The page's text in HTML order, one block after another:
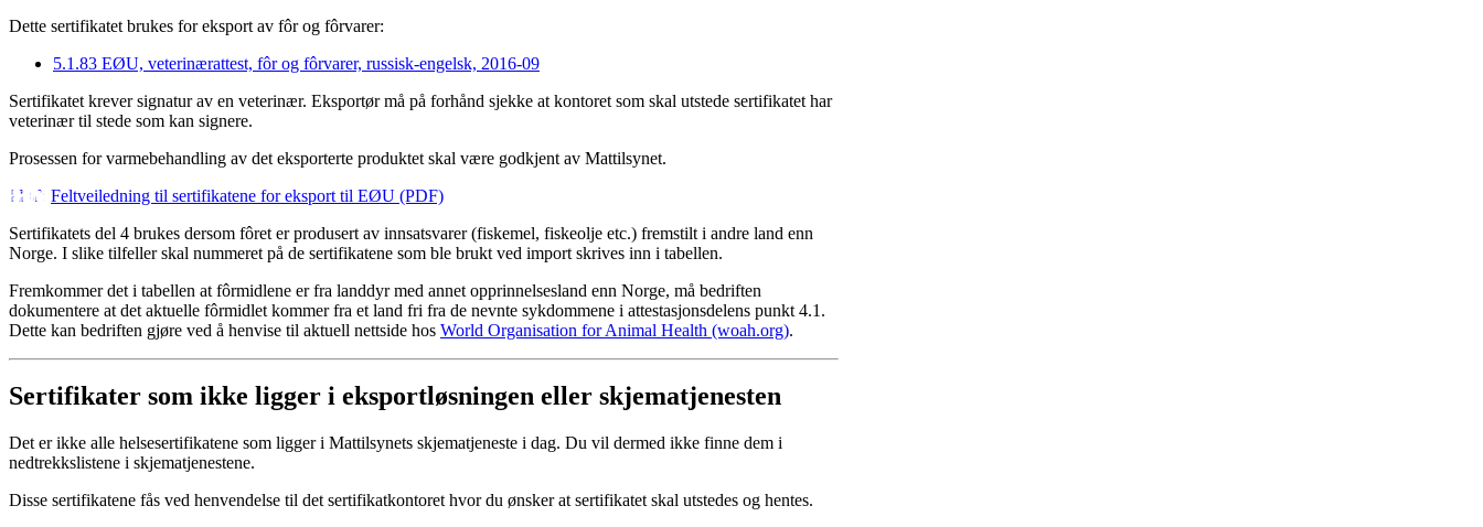
Dette sertifikatet brukes for eksport av fôr og fôrvarer:
5.1.83 EØU, veterinærattest, fôr og fôrvarer, russisk-engelsk, 2016-09
Sertifikatet krever signatur av en veterinær. Eksportør må på forhånd sjekke at kontoret som skal utstede sertifikatet har
veterinær til stede som kan signere.
Prosessen for varmebehandling av det eksporterte produktet skal være godkjent av Mattilsynet.
Feltveiledning til sertifikatene for eksport til EØU (PDF)
Sertifikatets del 4 brukes dersom fôret er produsert av innsatsvarer (fiskemel, fiskeolje etc.) fremstilt i andre land enn
Norge. I slike tilfeller skal nummeret på de sertifikatene som ble brukt ved import skrives inn i tabellen.
Fremkommer det i tabellen at fôrmidlene er fra landdyr med annet opprinnelsesland enn Norge, må bedriften
dokumentere at det aktuelle fôrmidlet kommer fra et land fri fra de nevnte sykdommene i attestasjonsdelens punkt 4.1.
Dette kan bedriften gjøre ved å henvise til aktuell nettside hos World Organisation for Animal Health (woah.org).
Sertifikater som ikke ligger i eksportløsningen eller skjematjenesten
Det er ikke alle helsesertifikatene som ligger i Mattilsynets skjematjeneste i dag. Du vil dermed ikke finne dem i
nedtrekkslistene i skjematjenestene.
Disse sertifikatene fås ved henvendelse til det sertifikatkontoret hvor du ønsker at sertifikatet skal utstedes og hentes.